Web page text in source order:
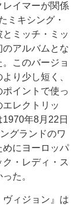
レイマーが関係
ミキシング・
ミッチ・ミッ
アルバムとな
このバージョ
り少し短く、
イントで使っ
レクトリッ
年8月22日
グランドのワ
めにヨーロッパ
・レディ・ス
た。
ィジョン』は